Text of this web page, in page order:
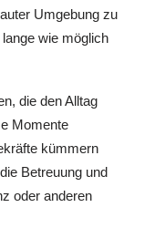
Umgebung zu
wie möglich
die den Alltag
Momente
kümmern
Betreuung und
oder anderen